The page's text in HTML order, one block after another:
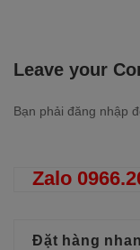
Leave your
Bạn phải đăng nhập
Zalo
Đặt hàng